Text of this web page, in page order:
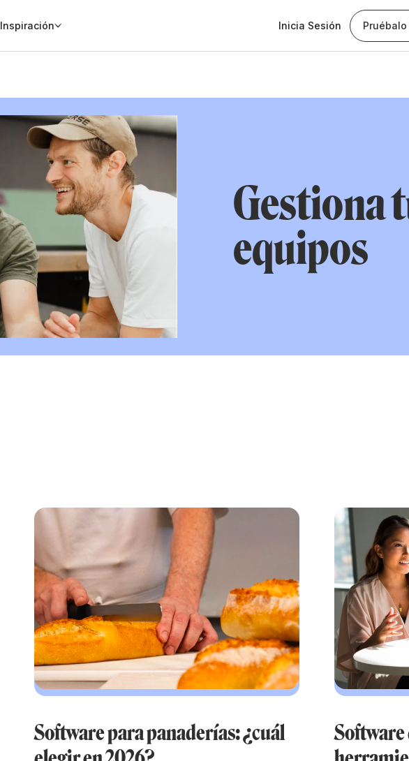
Inspiración Inicia Sesión
Gestiona
equipos
Software para panaderías: ¿cuál
Software